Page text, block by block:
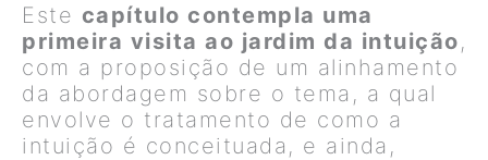
Este capítulo contempla uma
primeira visita ao jardim da intuição,
com a proposição de um alinhamento
da abordagem sobre o tema, a qual
envolve o tratamento de como a
intuição é conceituada, e ainda,